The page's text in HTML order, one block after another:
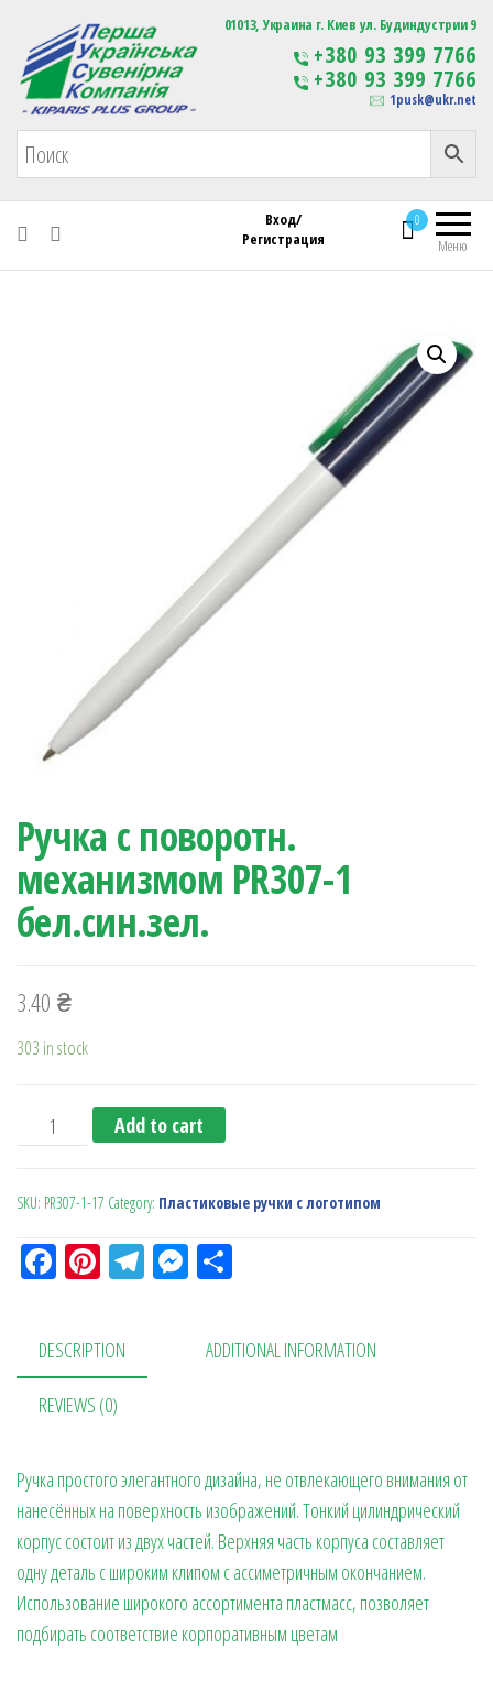
Первая Украинская Сувенирная Компания Изготовление
сувенирной продукции
с логотипом
01013, Украина г. Киев ул. Будиндустрии 9
+380 93 399 7766
+380 93 399 7766
1pusk@ukr.net
Меню
0
Вход/
Регистрация
Ручка с поворотн.
механизмом PR307-1
бел.син.зел.
3.40 ₴
303 in stock
Ручка с поворотн. механизмом PR307-1 бел.син.зел.
Add to cart
SKU: PR307-1-17 Category: Пластиковые ручки с логотипом
Fa
bo
ok
Pi
er
es
t
Te
a
M
se
n
ра
в
DESCRIPTION ADDITIONAL INFORMATION
REVIEWS (0)
Ручка простого элегантного дизайна, не отвлекающего внимания от
нанесённых на поверхность изображений. Тонкий цилиндрический
корпус состоит из двух частей. Верхняя часть корпуса составляет
одну деталь с широким клипом с ассиметричным окончанием.
Использование широкого ассортимента пластмасс, позволяет
подбирать соответствие корпоративным цветам